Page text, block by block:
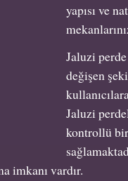
yapısı ve
Jaluzi
değişen
Jaluzi
kontrollü
imkanı vardır.